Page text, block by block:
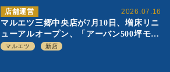
2026.07.16
店舗運営
マルエツ三郷中央店が7月10日、増床リニ
ューアルオープン、「アーバン500坪モデ
ル」の実験を集大成、駅前立地受け、寿
マルエツ 新店